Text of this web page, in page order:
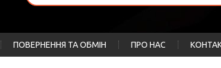
ПОВЕРНЕННЯ ТА ОБМІН ПРО НАС